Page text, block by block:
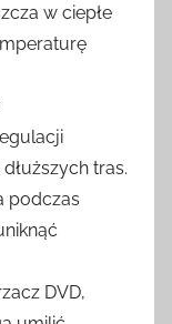
w ciepłe
tras.
podczas
DVD,